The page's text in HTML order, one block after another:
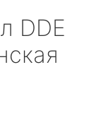
DDE